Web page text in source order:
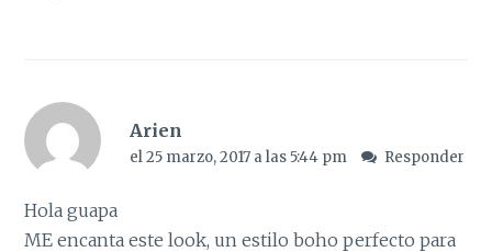
Arien
el 25 marzo, 2017 a las 5:44 pm Responder
Hola guapa
ME encanta este look, un estilo boho perfecto para